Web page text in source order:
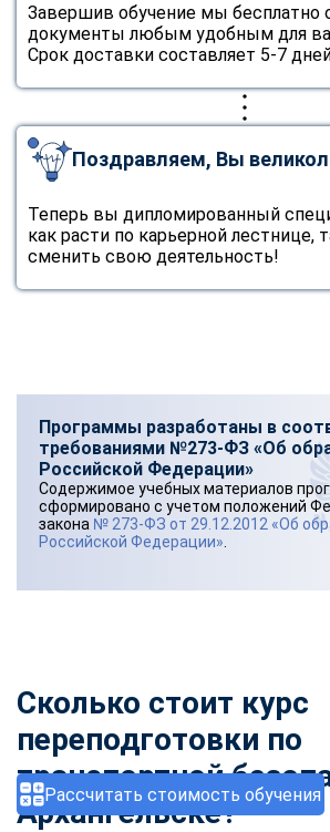
Рассчитать стоимость обучения
Завершив обучение мы бесплатно
документы любым удобным для
Срок доставки составляет 5-7
Поздравляем, Вы
Теперь вы дипломированный
как расти по карьерной лестнице,
сменить свою деятельность!
Программы разработаны в
требованиями №273-ФЗ «Об
Российской Федерации»
Содержимое учебных материалов
сформировано с учетом положений
закона № 273-ФЗ от 29.12.2012 «Об
Российской Федерации»
Сколько стоит курс
переподготовки по
транспортной
Архангельске?
Telegram
Max